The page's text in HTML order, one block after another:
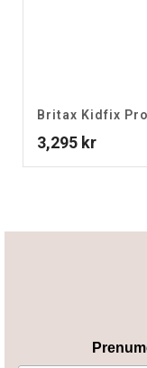
Britax Kidfix
3,295 kr